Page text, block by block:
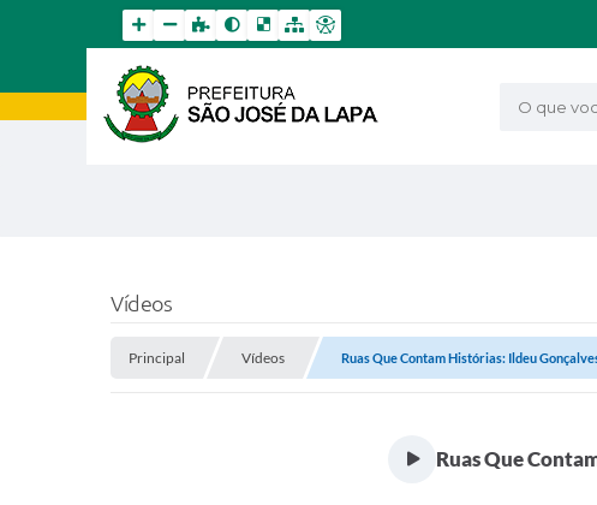
O que
Vídeos
Principal Vídeos Ruas Que Contam Histórias: Ildeu
Ruas Que